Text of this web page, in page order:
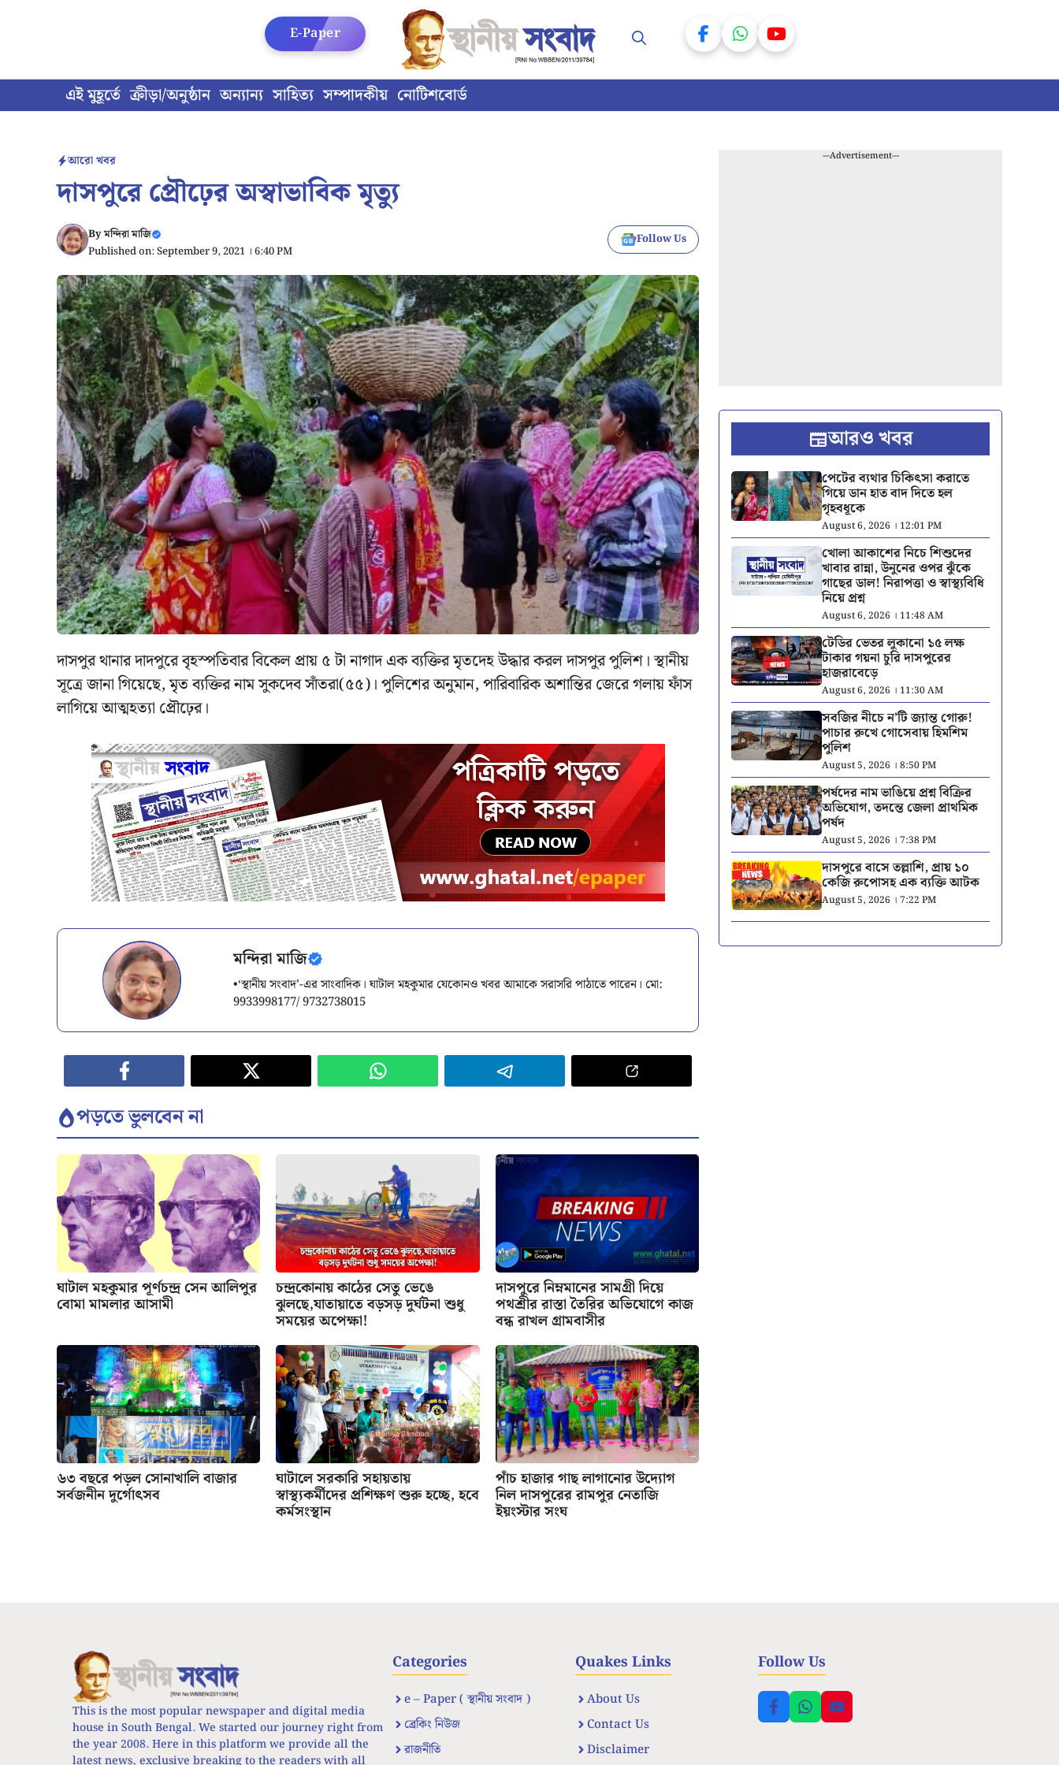
এই মুহূর্তে ক্রীড়া/অনুষ্ঠান অন্যান্য সাহিত্য সম্পাদকীয় নোটিশবোর্ড
E-Paper
আরো খবর
দাসপুরে প্রৌঢ়ের অস্বাভাবিক মৃত্যু
Byমন্দিরা মাজি
Published on: September 9, 2021 । 6:40 PM
Follow Us
দাসপুর থানার দাদপুরে বৃহস্পতিবার বিকেল প্রায় ৫ টা নাগাদ এক ব্যক্তির মৃতদেহ উদ্ধার করল দাসপুর পুলিশ। স্থানীয়
সূত্রে জানা গিয়েছে, মৃত ব্যক্তির নাম সুকদেব সাঁতরা(৫৫)। পুলিশের অনুমান, পারিবারিক অশান্তির জেরে গলায় ফাঁস
লাগিয়ে আত্মহত্যা প্রৌঢ়ের।
মন্দিরা মাজি
•‘স্থানীয় সংবাদ’-এর সাংবাদিক। ঘাটাল মহকুমার যেকোনও খবর আমাকে সরাসরি পাঠাতে পারেন। মো:
9933998177/ 9732738015
পড়তে ভুলবেন না
ঘাটাল মহকুমার পূর্ণচন্দ্র সেন আলিপুর
বোমা মামলার আসামী
চন্দ্রকোনায় কাঠের সেতু ভেঙে
ঝুলছে,যাতায়াতে বড়সড় দুর্ঘটনা শুধু
সময়ের অপেক্ষা!
দাসপুরে নিম্নমানের সামগ্রী দিয়ে
পথশ্রীর রাস্তা তৈরির অভিযোগে কাজ
বন্ধ রাখল গ্রামবাসীর
৬৩ বছরে পড়ল সোনাখালি বাজার
সর্বজনীন দুর্গোৎসব
ঘাটালে সরকারি সহায়তায়
স্বাস্থ্যকর্মীদের প্রশিক্ষণ শুরু হচ্ছে, হবে
কর্মসংস্থান
পাঁচ হাজার গাছ লাগানোর উদ্যোগ
নিল দাসপুরের রামপুর নেতাজি
ইয়ংস্টার সংঘ
---Advertisement---
আরও খবর
পেটের ব্যথার চিকিৎসা করাতে
গিয়ে ডান হাত বাদ দিতে হল
গৃহবধূকে
August 6, 2026 । 12:01 PM
খোলা আকাশের নিচে শিশুদের
খাবার রান্না, উনুনের ওপর ঝুঁকে
গাছের ডাল! নিরাপত্তা ও স্বাস্থ্যবিধি
নিয়ে প্রশ্ন
August 6, 2026 । 11:48 AM
টেডির ভেতর লুকানো ১৫ লক্ষ
টাকার গয়না চুরি দাসপুরের
হাজরাবেড়ে
August 6, 2026 । 11:30 AM
সবজির নীচে ন’টি জ্যান্ত গোরু!
পাচার রুখে গোসেবায় হিমশিম
পুলিশ
August 5, 2026 । 8:50 PM
পর্ষদের নাম ভাঙিয়ে প্রশ্ন বিক্রির
অভিযোগ, তদন্তে জেলা প্রাথমিক
পর্ষদ
August 5, 2026 । 7:38 PM
দাসপুরে বাসে তল্লাশি, প্রায় ১০
কেজি রুপোসহ এক ব্যক্তি আটক
August 5, 2026 । 7:22 PM
This is the most popular newspaper and digital media
house in South Bengal. We started our journey right from
the year 2008. Here in this platform we provide all the
latest news, exclusive breaking to the readers with all
Categories
e – Paper ( স্থানীয় সংবাদ )
ব্রেকিং নিউজ
রাজনীতি
Quakes Links
About Us
Contact Us
Disclaimer
Follow Us